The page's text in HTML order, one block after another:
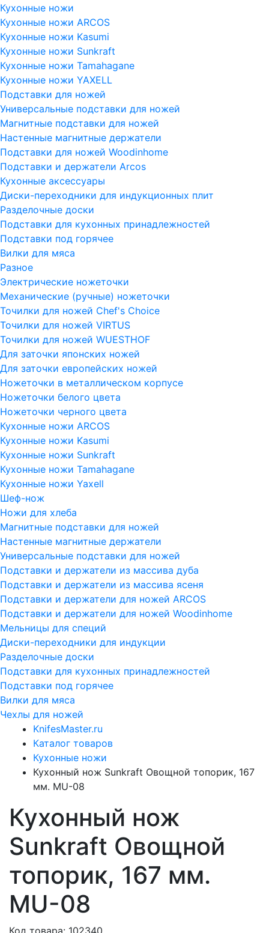
Кухонные ножи
Кухонные ножи ARCOS
Кухонные ножи Kasumi
Кухонные ножи Sunkraft
Кухонные ножи Tamahagane
Кухонные ножи YAXELL
Подставки для ножей
Универсальные подставки для ножей
Магнитные подставки для ножей
Настенные магнитные держатели
Подставки для ножей Woodinhome
Подставки и держатели Arcos
Кухонные аксессуары
Диски-переходники для индукционных плит
Разделочные доски
Подставки для кухонных принадлежностей
Подставки под горячее
Вилки для мяса
Разное
Электрические ножеточки
Механические (ручные) ножеточки
Точилки для ножей Chef's Choice
Точилки для ножей VIRTUS
Точилки для ножей WUESTHOF
Для заточки японских ножей
Для заточки европейских ножей
Ножеточки в металлическом корпусе
Ножеточки белого цвета
Ножеточки черного цвета
Кухонные ножи ARCOS
Кухонные ножи Kasumi
Кухонные ножи Sunkraft
Кухонные ножи Tamahagane
Кухонные ножи Yaxell
Шеф-нож
Ножи для хлеба
Магнитные подставки для ножей
Настенные магнитные держатели
Универсальные подставки для ножей
Подставки и держатели из массива дуба
Подставки и держатели из массива ясеня
Подставки и держатели для ножей ARCOS
Подставки и держатели для ножей Woodinhome
Мельницы для специй
Диски-переходники для индукции
Разделочные доски
Подставки для кухонных принадлежностей
Подставки под горячее
Вилки для мяса
Чехлы для ножей
KnifesMaster.ru
Каталог товаров
Кухонные ножи
Кухонный нож Sunkraft Овощной топорик, 167
мм. MU-08
Кухонный нож
Sunkraft Овощной
топорик, 167 мм.
MU-08
Код товара: 102340